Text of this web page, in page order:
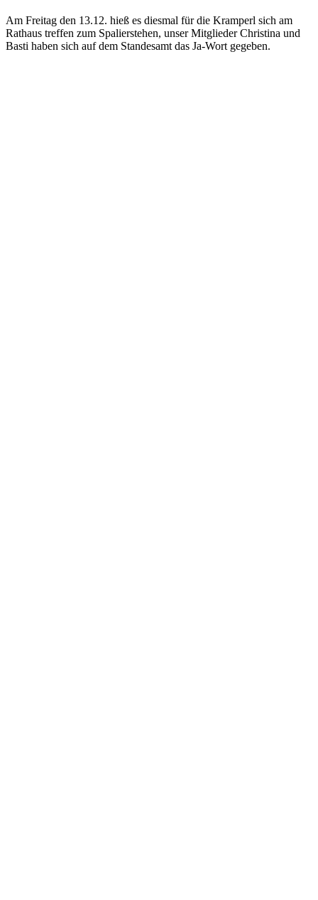
Am Freitag den 13.12. hieß es diesmal für die Kramperl sich am
Rathaus treffen zum Spalierstehen, unser Mitglieder Christina und
Basti haben sich auf dem Standesamt das Ja-Wort gegeben.